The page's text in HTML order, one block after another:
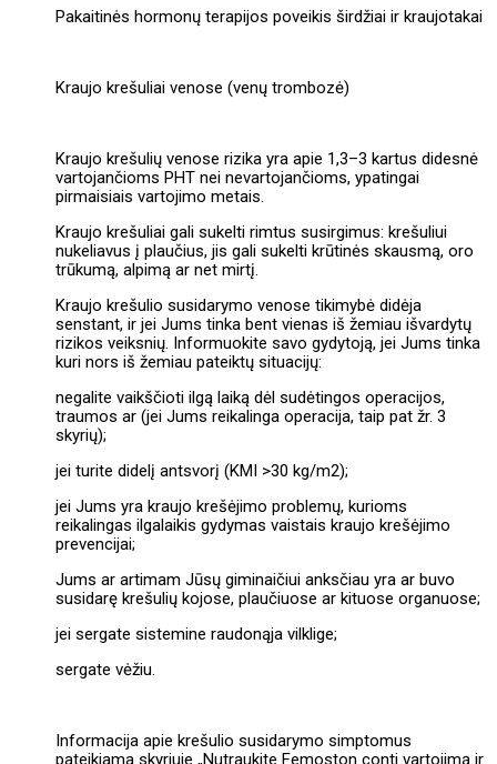
Pakaitinės hormonų terapijos poveikis širdžiai ir kraujotakai
Kraujo krešuliai venose (venų trombozė)
Kraujo krešulių venose rizika yra apie 1,3–3 kartus didesnė
vartojančioms PHT nei nevartojančioms, ypatingai
pirmaisiais vartojimo metais.
Kraujo krešuliai gali sukelti rimtus susirgimus: krešuliui
nukeliavus į plaučius, jis gali sukelti krūtinės skausmą, oro
trūkumą, alpimą ar net mirtį.
Kraujo krešulio susidarymo venose tikimybė didėja
senstant, ir jei Jums tinka bent vienas iš žemiau išvardytų
rizikos veiksnių. Informuokite savo gydytoją, jei Jums tinka
kuri nors iš žemiau pateiktų situacijų:
negalite vaikščioti ilgą laiką dėl sudėtingos operacijos,
traumos ar (jei Jums reikalinga operacija, taip pat žr. 3
skyrių);
jei turite didelį antsvorį (KMI >30 kg/m2);
jei Jums yra kraujo krešėjimo problemų, kurioms
reikalingas ilgalaikis gydymas vaistais kraujo krešėjimo
prevencijai;
Jums ar artimam Jūsų giminaičiui anksčiau yra ar buvo
susidarę krešulių kojose, plaučiuose ar kituose organuose;
jei sergate sistemine raudonąja vilklige;
sergate vėžiu.
Informacija apie krešulio susidarymo simptomus
pateikiama skyriuje „Nutraukite Femoston conti vartojimą ir